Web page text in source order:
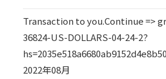
Transaction to you.Continue =>
36824-US-DOLLARS-04-24-2?
2022年08月